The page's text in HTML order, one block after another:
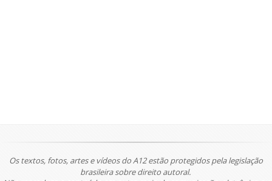
Os textos, fotos, artes e vídeos do A12 estão protegidos pela legislação
brasileira sobre direito autoral.